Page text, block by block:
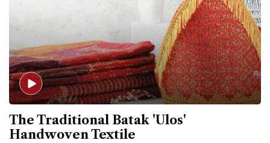
The Traditional Batak 'Ulos'
Handwoven Textile